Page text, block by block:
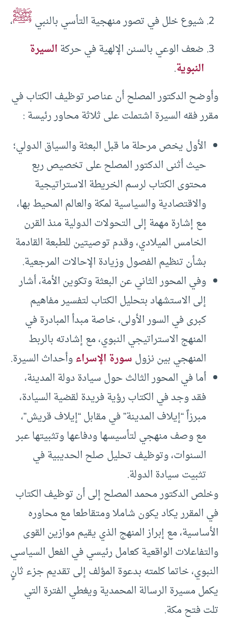
شيوع خلل في تصور منهجية التأسي بالنبيﷺ،
ضعف الوعي بالسنن الإلهية في حركةالسيرة
النبوية.
وأوضح الدكتور المصلح أن عناصر توظيف الكتاب في
مقرر فقه السيرة اشتملت على ثلاثة محاور رئيسة :
الأول يخص مرحلة ما قبل البعثة والسياق الدولي؛
حيث أثنى الدكتور المصلح على تخصيص ربع
محتوى الكتاب لرسم الخريطة الاستراتيجية
والاقتصادية والسياسية لمكة والعالم المحيط بها،
مع إشارة مهمة إلى التحولات الدولية منذ القرن
الخامس الميلادي، وقدم توصيتين للطبعة القادمة
بشأن تنظيم الفصول وزيادة الإحالات المرجعية.
وفي المحور الثاني عن البعثة وتكوين الأمة، أشار
إلى الاستشهاد بتحليل الكتاب لتفسير مفاهيم
كبرى في السور الأولى، خاصة مبدأ المبادرة في
المنهج الاستراتيجي النبوي، مع إشادته بالربط
المنهجي بين نزولسورة الإسراءوأحداث السيرة.
أما في المحور الثالث حول سيادة دولة المدينة،
فقد وجد في الكتاب رؤية فريدة لقضية السيادة،
مبرزاً “إيلاف المدينة” في مقابل “إيلاف قريش”،
مع وصف منهجي لتأسيسها ودفاعها وتثبيتها عبر
السنوات، وتوظيف تحليل صلح الحديبية في
تثبيت سيادة الدولة.
وخلص الدكتور محمد المصلح إلى أن توظيف الكتاب
في المقرر يكاد يكون شاملا ومتقاطعا مع محاوره
الأساسية، مع إبراز المنهج الذي يقيم موازين القوى
والتفاعلات الواقعية كعامل رئيسي في الفعل السياسي
النبوي، خاتما كلمته بدعوة المؤلف إلى تقديم جزء ثانٍ
يكمل مسيرة الرسالة المحمدية ويغطي الفترة التي
تلت فتح مكة.